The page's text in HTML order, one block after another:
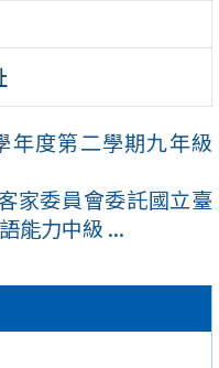
年度第二學期九年級
家委員會委託國立臺
能力中級 ...